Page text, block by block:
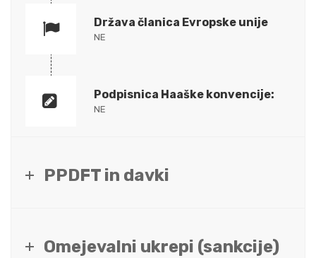
Država članica Evropske unije
NE
Podpisnica Haaške konvencije:
NE
PPDFT in davki
Omejevalni ukrepi (sankcije)